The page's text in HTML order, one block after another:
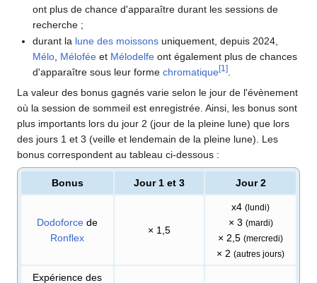
ont plus de chance d'apparaître durant les sessions de
recherche ;
durant la lune des moissons uniquement, depuis 2024,
Mélo Mélofée et Mélodelfe ont également plus de chances
d'apparaître sous leur formechromatique[1]
La valeur des bonus gagnés varie selon le jour de l'évènement
où la session de sommeil est enregistrée. Ainsi, les bonus sont
plus importants lors du jour 2 (jour de la pleine lune) que lors
des jours 1 et 3 (veille et lendemain de la pleine lune). Les
bonus correspondent au tableau ci-dessous :
Bonus Jour 1 et 3 Jour 2
Dodoforce de
Ronflex
× 1,5
x4 (lundi)
× 3 (mardi)
× 2,5 (mercredi)
× 2 (autres jours)
Expérience des